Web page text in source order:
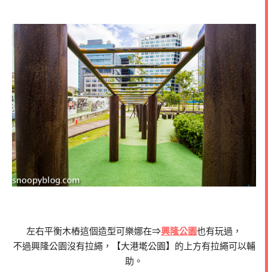
左右平衡木樁這個造型可樂娜在⇒興隆公園也有玩過，
不過興隆公園沒有拉繩，【大港墘公園】的上方有拉繩可以輔
助。